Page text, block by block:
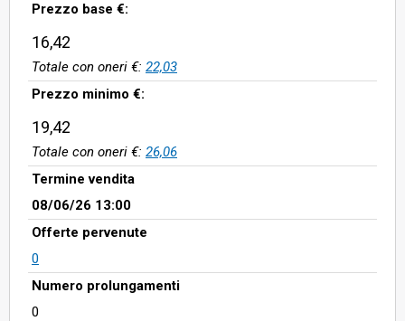
Prezzo base €:
16,42
Totale con oneri €: 22,03
Prezzo minimo €:
19,42
Totale con oneri €: 26,06
Termine vendita
08/06/26 13:00
Offerte pervenute
0
Numero prolungamenti
0